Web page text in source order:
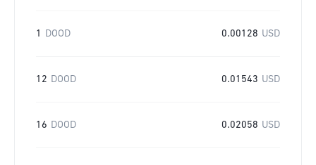
1 DOOD 0.00128 USD
12 DOOD 0.01543 USD
16 DOOD 0.02058 USD